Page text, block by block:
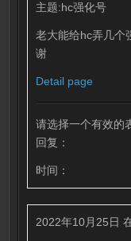
主题:hc强化号
老大能给hc弄几个
谢
Detail page
请选择一个有效的
回复：
时间：
2022年10月25日